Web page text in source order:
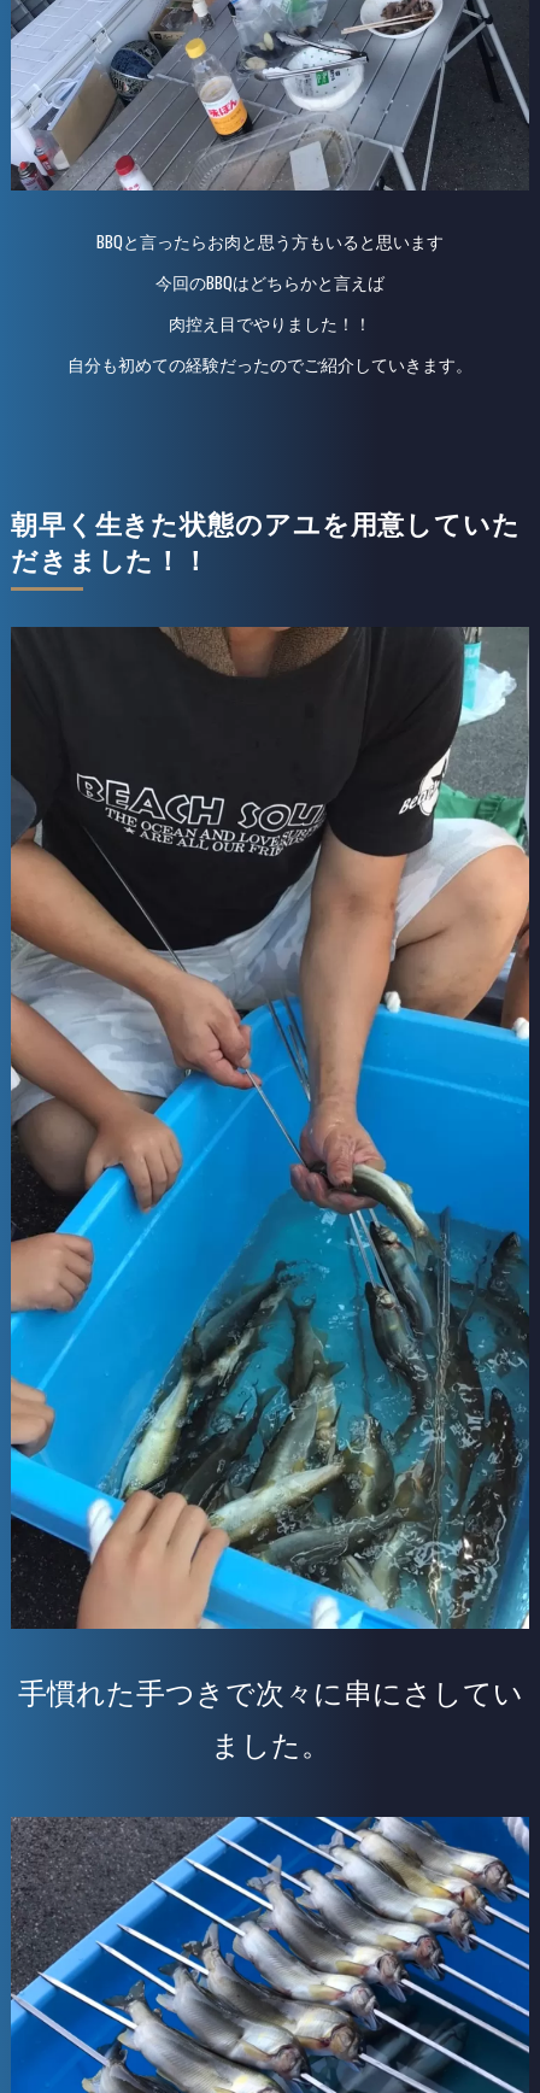
BBQと言ったらお肉と思う方もいると思います
今回のBBQはどちらかと言えば
肉控え目でやりました！！
自分も初めての経験だったのでご紹介していきます。
朝早く生きた状態のアユを用意していた
だきました！！
手慣れた手つきで次々に串にさしてい
ました。